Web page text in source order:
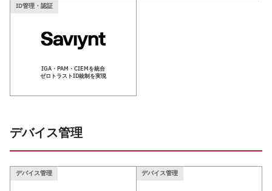
ID管理・認証
IGA・PAM・CIEMを統合
ゼロトラストID統制を実現
デバイス管理
デバイス管理 デバイス管理